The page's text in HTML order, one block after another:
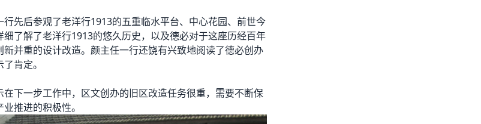
先后参观了老洋行1913的五重临水平台、中心花园、前世今
了解了老洋行1913的悠久历史，以及德必对于这座历经百年
并重的设计改造。颜主任一行还饶有兴致地阅读了德必创办
肯定。
下一步工作中，区文创办的旧区改造任务很重，需要不断保
推进的积极性。